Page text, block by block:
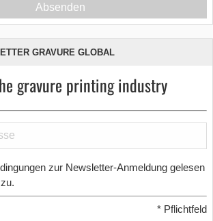
Absenden
GRAVURE GLOBAL
gravure printing industry
zur Newsletter-Anmeldung gelesen
* Pflichtfeld